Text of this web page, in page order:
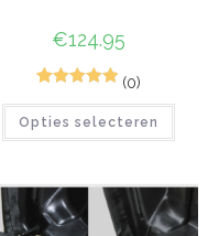
€124.95
5.00op 5
waarderinge
n
(0)
Opties selecteren